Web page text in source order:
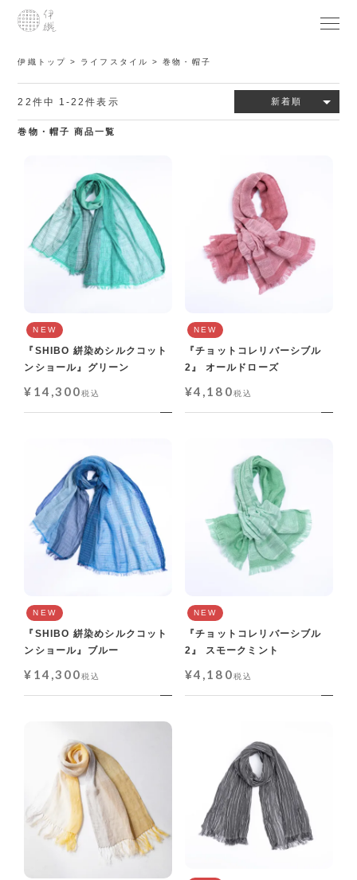
伊織トップ ライフスタイル 巻物・帽子
新着順
22 件中 1-22件表示
巻物・帽子 商品一覧
NEW
『SHIBO 絣染めシルクコット
ンショール』グリーン
¥ 14,300税込
NEW
『チョットコレリバーシブル
2』 オールドローズ
¥4,180税込
NEW
『SHIBO 絣染めシルクコット
ンショール』ブルー
¥ 14,300税込
NEW
『チョットコレリバーシブル
2』 スモークミント
¥4,180税込